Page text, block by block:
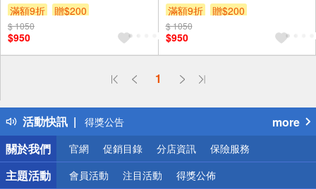
滿額9折
贈$200
$ 1050
$950
滿額9折
贈$200
$ 1050
$950
1
活動快訊
詐騙網頁！請小心！
得獎公告
熱門話題
銀行優惠
偏遠地區配送
詐騙網頁！請小心！
more
關於我們
官網 促銷目錄 分店資訊 保險服務
主題活動 會員活動 注目活動 得獎公佈